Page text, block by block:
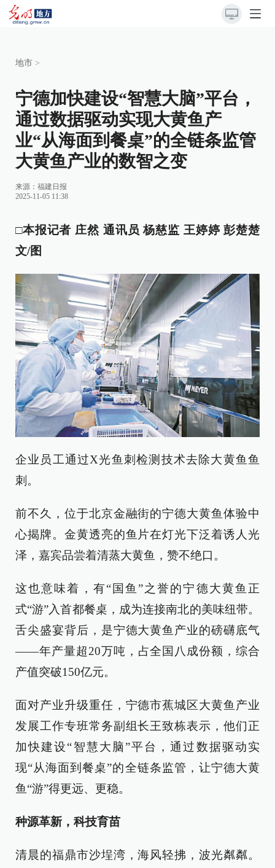
地市 >
宁德加快建设“智慧大脑”平台，
通过数据驱动实现大黄鱼产
业“从海面到餐桌”的全链条监管
大黄鱼产业的数智之变
来源： 福建日报
2025-11-05 11:38
□本报记者 庄然 通讯员 杨慈监 王婷婷 彭楚楚
文/图
企业员工通过X光鱼刺检测技术去除大黄鱼鱼
刺。
前不久，位于北京金融街的宁德大黄鱼体验中
心揭牌。金黄透亮的鱼片在灯光下泛着诱人光
泽，嘉宾品尝着清蒸大黄鱼，赞不绝口。
这也意味着，有“国鱼”之誉的宁德大黄鱼正
式“游”入首都餐桌，成为连接南北的美味纽带。
舌尖盛宴背后，是宁德大黄鱼产业的磅礴底气
——年产量超20万吨，占全国八成份额，综合
产值突破150亿元。
面对产业升级重任，宁德市蕉城区大黄鱼产业
发展工作专班常务副组长王致栋表示，他们正
加快建设“智慧大脑”平台，通过数据驱动实
现“从海面到餐桌”的全链条监管，让宁德大黄
鱼“游”得更远、更稳。
种源革新，科技育苗
清晨的福鼎市沙埕湾，海风轻拂，波光粼粼。